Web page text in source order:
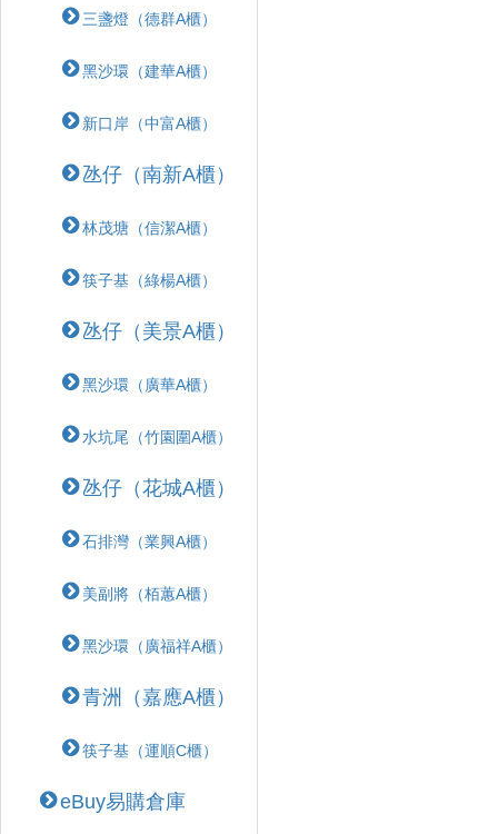
三盞燈（德群A櫃）
黑沙環（建華A櫃）
新口岸（中富A櫃）
氹仔（南新A櫃）
林茂塘（信潔A櫃）
筷子基（綠楊A櫃）
氹仔（美景A櫃）
黑沙環（廣華A櫃）
水坑尾（竹園圍A櫃）
氹仔（花城A櫃）
石排灣（業興A櫃）
美副將（栢蕙A櫃）
黑沙環（廣福祥A櫃）
青洲（嘉應A櫃）
筷子基（運順C櫃）
eBuy易購倉庫